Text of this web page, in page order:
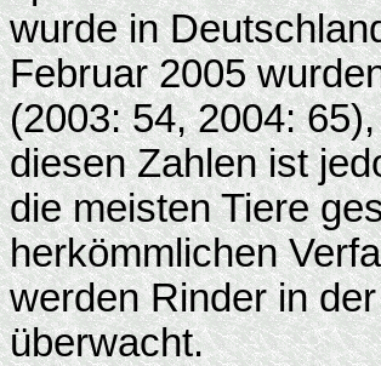
wurde in
Februar 2005
(2003: 54, 2004:
diesen Zahlen ist
die meisten Tiere
herkömmlichen
werden Rinder in
überwacht.